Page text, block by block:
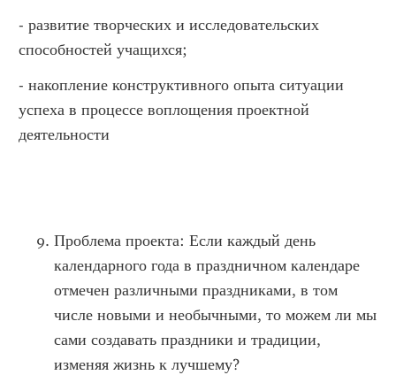
- развитие творческих и исследовательских
способностей учащихся;
- накопление конструктивного опыта ситуации
успеха в процессе воплощения проектной
деятельности
Проблема проекта: Если каждый день
календарного года в праздничном календаре
отмечен различными праздниками, в том
числе новыми и необычными, то можем ли мы
сами создавать праздники и традиции,
изменяя жизнь к лучшему?